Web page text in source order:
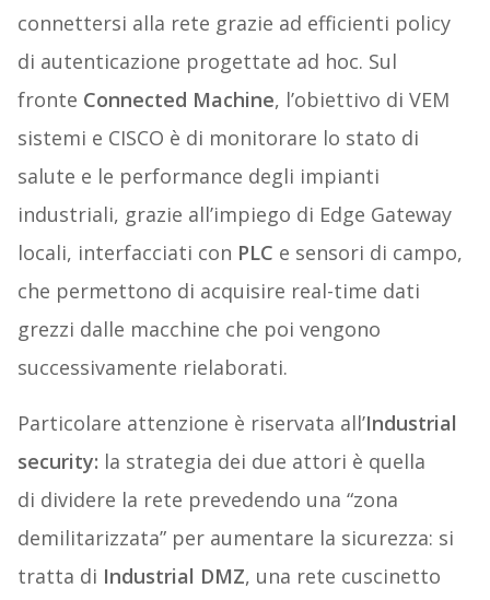
connettersi alla rete grazie ad efficienti policy
di autenticazione progettate ad hoc. Sul
fronte Connected Machine, l’obiettivo di VEM
sistemi e CISCO è di monitorare lo stato di
salute e le performance degli impianti
industriali, grazie all’impiego di Edge Gateway
locali, interfacciati con PLC e sensori di campo,
che permettono di acquisire real-time dati
grezzi dalle macchine che poi vengono
successivamente rielaborati.
Particolare attenzione è riservata all’Industrial
security: la strategia dei due attori è quella
di dividere la rete prevedendo una “zona
demilitarizzata” per aumentare la sicurezza: si
tratta di Industrial DMZ, una rete cuscinetto